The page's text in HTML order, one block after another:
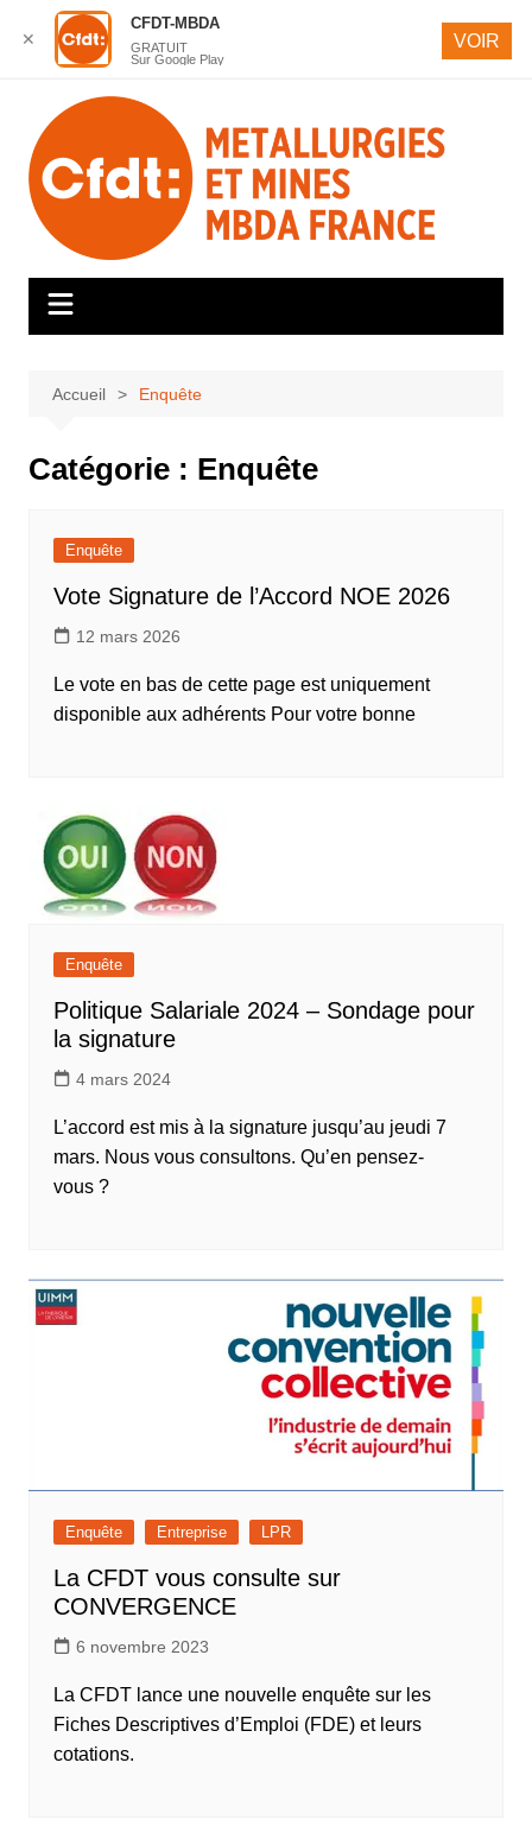
contenu
Accueil Enquête
Catégorie : Enquête
Enquête
Vote Signature de l’Accord NOE 2026
12 mars 2026
Le vote en bas de cette page est uniquement
disponible aux adhérents Pour votre bonne
Enquête
Politique Salariale 2024 – Sondage pour
la signature
4 mars 2024
L’accord est mis à la signature jusqu’au jeudi 7
mars. Nous vous consultons. Qu’en pensez-
vous ?
Enquête Entreprise LPR
La CFDT vous consulte sur
CONVERGENCE
6 novembre 2023
La CFDT lance une nouvelle enquête sur les
Fiches Descriptives d’Emploi (FDE) et leurs
cotations.
✕
CFDT-MBDA
GRATUIT
Sur Google Play
VOIR